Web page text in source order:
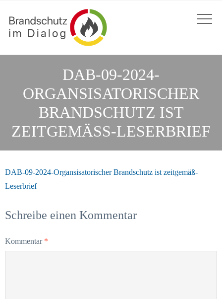
DAB-09-2024-
ORGANSISATORISCHER
BRANDSCHUTZ IST
ZEITGEMÄSS-LESERBRIEF
DAB-09-2024-Organsisatorischer Brandschutz ist zeitgemäß-
Leserbrief
Schreibe einen Kommentar
Kommentar *